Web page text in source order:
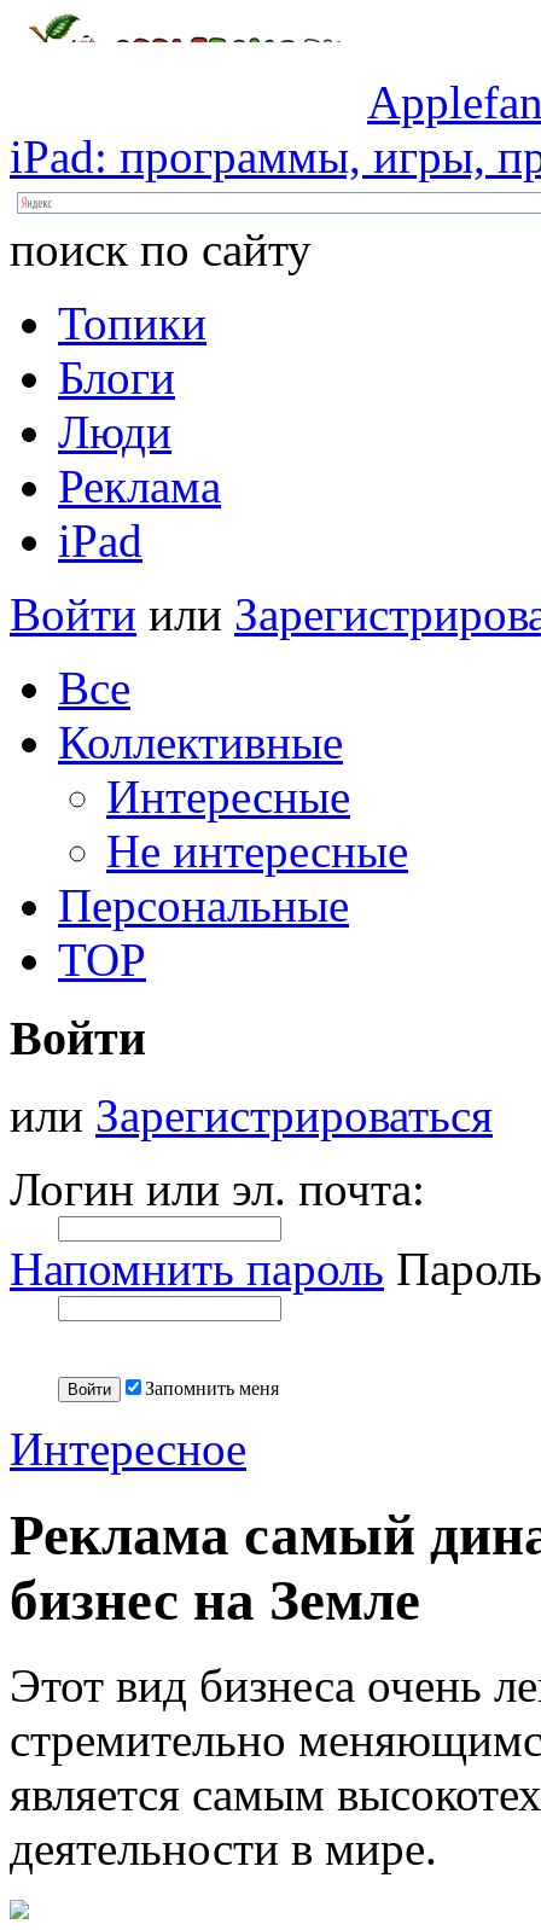
iPad: программы, игры,
поиск по сайту
Топики
Блоги
Люди
Реклама
iPad
Войти или
Все
Коллективные
Интересные
Не интересные
Персональные
TOP
Войти
или Зарегистрироваться
Логин или эл. почта:
Напомнить пароль
Запомнить меня
Интересное
Реклама самый
бизнес на Земле
Этот вид бизнеса очень
стремительно
является самым
деятельности в мире.